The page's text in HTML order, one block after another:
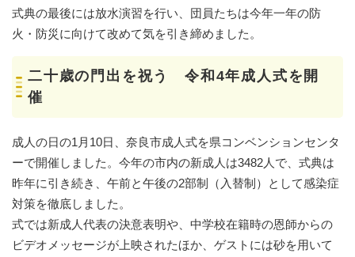
式典の最後には放水演習を行い、団員たちは今年一年の防
火・防災に向けて改めて気を引き締めました。
二十歳の門出を祝う 令和4年成人式を開
催
成人の日の1月10日、奈良市成人式を県コンベンションセンタ
ーで開催しました。今年の市内の新成人は3482人で、式典は
昨年に引き続き、午前と午後の2部制（入替制）として感染症
対策を徹底しました。
式では新成人代表の決意表明や、中学校在籍時の恩師からの
ビデオメッセージが上映されたほか、ゲストには砂を用いて